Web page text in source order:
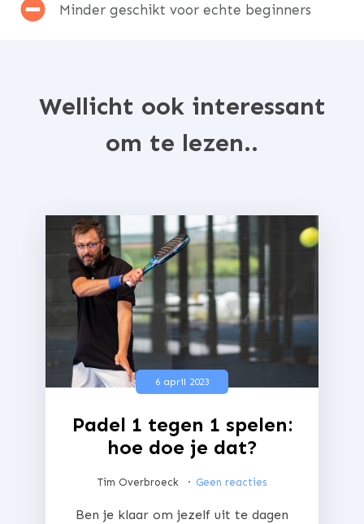
Minder geschikt voor echte beginners
Wellicht ook interessant
om te lezen..
6 april 2023
Padel 1 tegen 1 spelen:
hoe doe je dat?
Tim Overbroeck Geen reacties
Ben je klaar om jezelf uit te dagen